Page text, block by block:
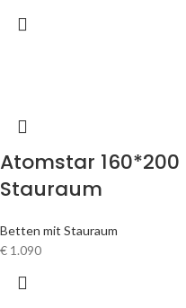
Atomstar
Stauraum
Betten mit Stauraum
€ 1.090